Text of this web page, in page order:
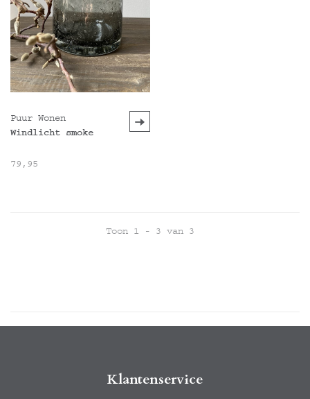
Puur Wonen
Windlicht smoke
79,95
Toon 1 - 3 van 3
Klantenservice